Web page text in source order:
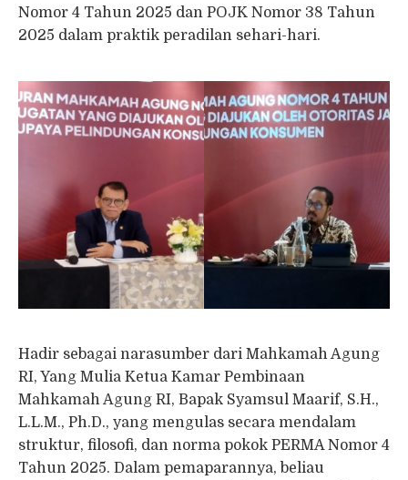
Nomor 4 Tahun 2025 dan POJK Nomor 38 Tahun
2025 dalam praktik peradilan sehari-hari.
Hadir sebagai narasumber dari Mahkamah Agung
RI, Yang Mulia Ketua Kamar Pembinaan
Mahkamah Agung RI, Bapak Syamsul Maarif, S.H.,
L.L.M., Ph.D., yang mengulas secara mendalam
struktur, filosofi, dan norma pokok PERMA Nomor 4
Tahun 2025. Dalam pemaparannya, beliau